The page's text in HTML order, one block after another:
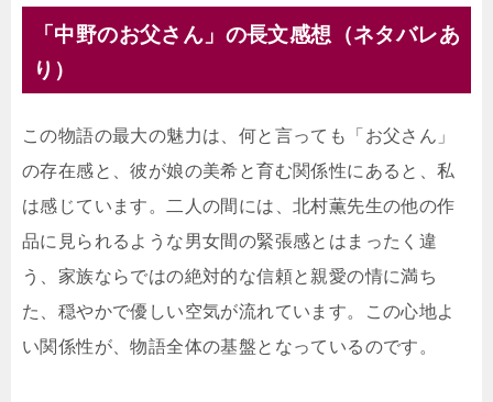
「中野のお父さん」の長文感想（ネタバレあ
り）
この物語の最大の魅力は、何と言っても「お父さん」
の存在感と、彼が娘の美希と育む関係性にあると、私
は感じています。二人の間には、北村薫先生の他の作
品に見られるような男女間の緊張感とはまったく違
う、家族ならではの絶対的な信頼と親愛の情に満ち
た、穏やかで優しい空気が流れています。この心地よ
い関係性が、物語全体の基盤となっているのです。